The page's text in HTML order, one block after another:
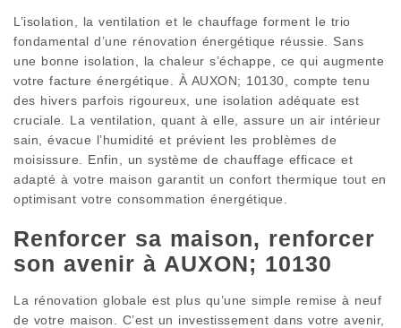
L’isolation, la ventilation et le chauffage forment le trio
fondamental d’une rénovation énergétique réussie. Sans
une bonne isolation, la chaleur s’échappe, ce qui augmente
votre facture énergétique. À AUXON; 10130, compte tenu
des hivers parfois rigoureux, une isolation adéquate est
cruciale. La ventilation, quant à elle, assure un air intérieur
sain, évacue l’humidité et prévient les problèmes de
moisissure. Enfin, un système de chauffage efficace et
adapté à votre maison garantit un confort thermique tout en
optimisant votre consommation énergétique.
Renforcer sa maison, renforcer
son avenir à AUXON; 10130
La rénovation globale est plus qu’une simple remise à neuf
de votre maison. C’est un investissement dans votre avenir,